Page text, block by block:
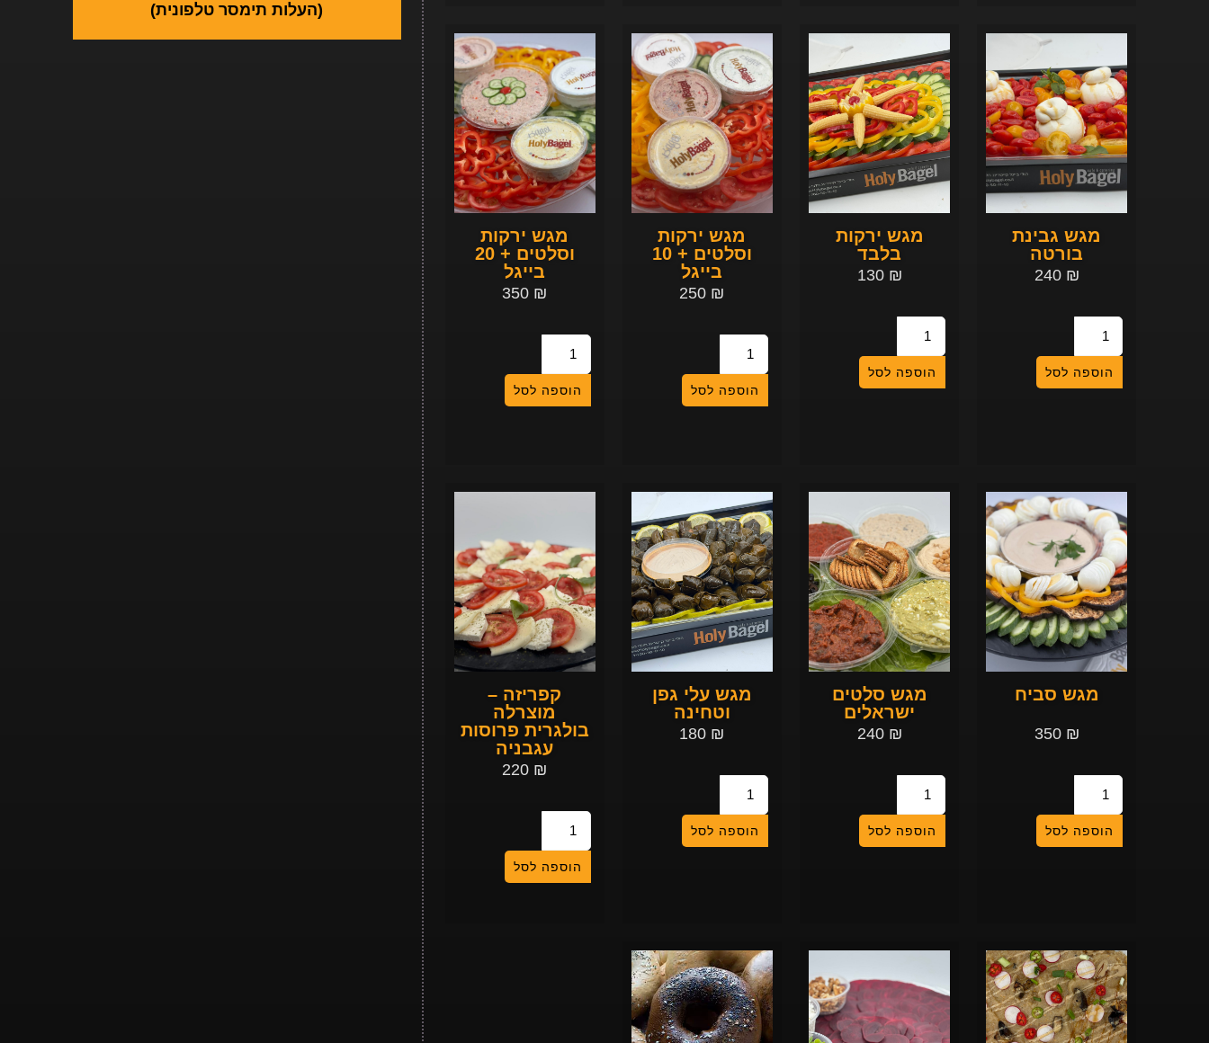
מגש גבינת
בורטה
₪
240
הוספה לסל
מגש ירקות
בלבד
₪
130
הוספה לסל
מגש ירקות
וסלטים + 10
בייגל
₪
הוספה לסל
מגש ירקות
וסלטים + 20
בייגל
₪
הוספה לסל
מגש סביח
₪
350
הוספה לסל
מגש סלטים
ישראלים
₪
240
הוספה לסל
מגש עלי גפן
וטחינה
₪
הוספה לסל
קפריזה –
מוצרלה
בולגרית פרוסות
עגבניה
₪
הוספה לסל
(העלות תימסר טלפונית)